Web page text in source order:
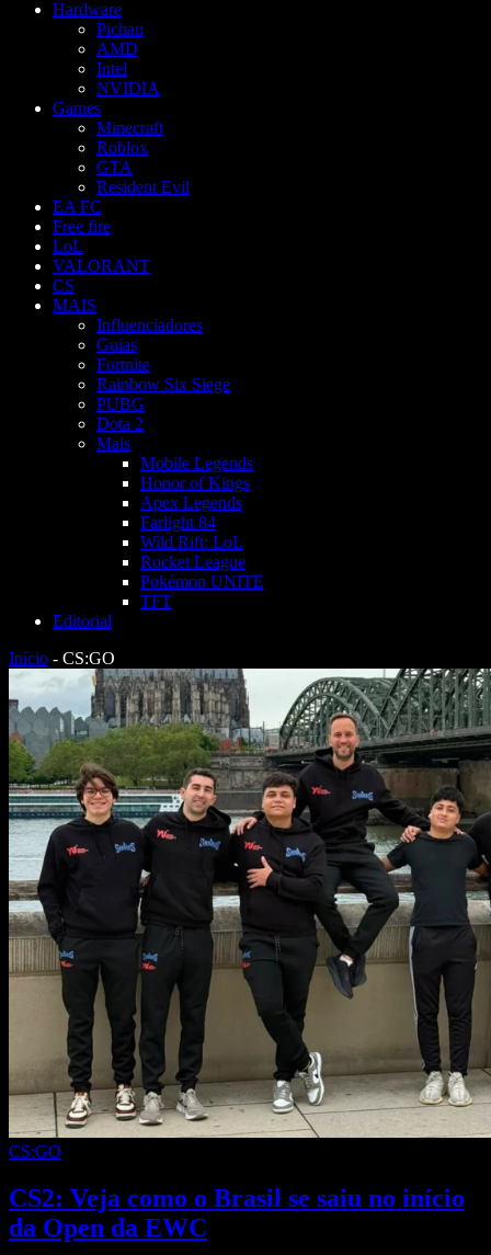
Hardware
Pichau
AMD
Intel
NVIDIA
Games
Minecraft
Roblox
GTA
Resident Evil
EA FC
Free fire
LoL
VALORANT
CS
MAIS
Influenciadores
Guias
Fortnite
Rainbow Six Siege
PUBG
Dota 2
Mais
Mobile Legends
Honor of Kings
Apex Legends
Farlight 84
Wild Rift: LoL
Rocket League
Pokémon UNITE
TFT
Editorial
Início - CS:GO
CS:GO
CS2: Veja como o Brasil se saiu no início
da Open da EWC